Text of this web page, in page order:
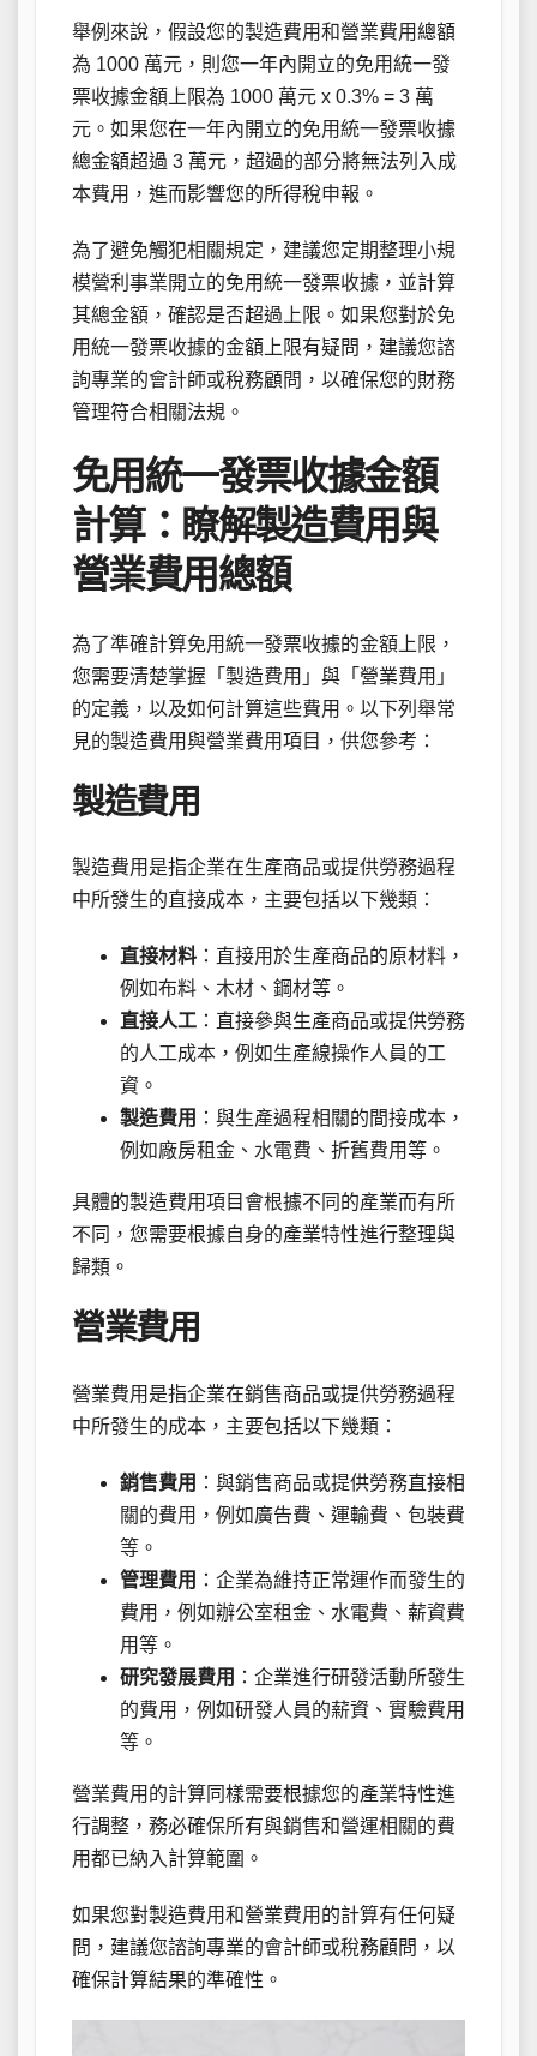
舉例來說，假設您的製造費用和營業費用總額
為 1000 萬元，則您一年內開立的免用統一發
票收據金額上限為 1000 萬元 x 0.3% = 3 萬
元。如果您在一年內開立的免用統一發票收據
總金額超過 3 萬元，超過的部分將無法列入成
本費用，進而影響您的所得稅申報。
為了避免觸犯相關規定，建議您定期整理小規
模營利事業開立的免用統一發票收據，並計算
其總金額，確認是否超過上限。如果您對於免
用統一發票收據的金額上限有疑問，建議您諮
詢專業的會計師或稅務顧問，以確保您的財務
管理符合相關法規。
免用統一發票收據金額
計算：瞭解製造費用與
營業費用總額
為了準確計算免用統一發票收據的金額上限，
您需要清楚掌握「製造費用」與「營業費用」
的定義，以及如何計算這些費用。以下列舉常
見的製造費用與營業費用項目，供您參考：
製造費用
製造費用是指企業在生產商品或提供勞務過程
中所發生的直接成本，主要包括以下幾類：
直接材料 ：直接用於生產商品的原材料，
例如布料、木材、鋼材等。
直接人工 ：直接參與生產商品或提供勞務
的人工成本，例如生產線操作人員的工
資。
製造費用 ：與生產過程相關的間接成本，
例如廠房租金、水電費、折舊費用等。
具體的製造費用項目會根據不同的產業而有所
不同，您需要根據自身的產業特性進行整理與
歸類。
營業費用
營業費用是指企業在銷售商品或提供勞務過程
中所發生的成本，主要包括以下幾類：
銷售費用 ：與銷售商品或提供勞務直接相
關的費用，例如廣告費、運輸費、包裝費
等。
管理費用 ：企業為維持正常運作而發生的
費用，例如辦公室租金、水電費、薪資費
用等。
研究發展費用 ：企業進行研發活動所發生
的費用，例如研發人員的薪資、實驗費用
等。
營業費用的計算同樣需要根據您的產業特性進
行調整，務必確保所有與銷售和營運相關的費
用都已納入計算範圍。
如果您對製造費用和營業費用的計算有任何疑
問，建議您諮詢專業的會計師或稅務顧問，以
確保計算結果的準確性。